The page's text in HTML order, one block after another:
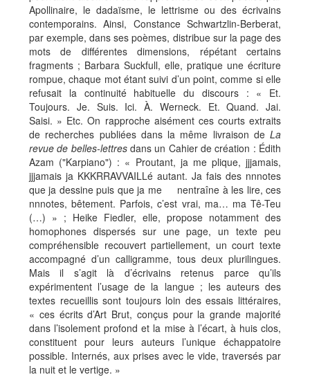
Apollinaire, le dadaïsme, le lettrisme ou des écrivains
contemporains. Ainsi, Constance Schwartzlin-Berberat,
par exemple, dans ses poèmes, distribue sur la page des
mots de différentes dimensions, répétant certains
fragments ; Barbara Suckfull, elle, pratique une écriture
rompue, chaque mot étant suivi d’un point, comme si elle
refusait la continuité habituelle du discours : « Et.
Toujours. Je. Suis. Ici. À. Werneck. Et. Quand. Jai.
Saisi. » Etc. On rapproche aisément ces courts extraits
de recherches publiées dans la même livraison de La
revue de belles-lettresdans un Cahier de création : Édith
Azam ("Karpiano") : « Proutant, ja me plique, jjjamais,
jjjamais ja KKKRRAVVAILLé autant. Ja fais des nnnotes
que ja dessine puis que ja me nentraîne à les lire, ces
nnnotes, bêtement. Parfois, c’est vrai, ma… ma Tê-Teu
(…) » ; Heike Fiedler, elle, propose notamment des
homophones dispersés sur une page, un texte peu
compréhensible recouvert partiellement, un court texte
accompagné d’un calligramme, tous deux plurilingues.
Mais il s’agit là d’écrivains retenus parce qu’ils
expérimentent l’usage de la langue ; les auteurs des
textes recueillis sont toujours loin des essais littéraires,
« ces écrits d’Art Brut, conçus pour la grande majorité
dans l’isolement profond et la mise à l’écart, à huis clos,
constituent pour leurs auteurs l’unique échappatoire
possible. Internés, aux prises avec le vide, traversés par
la nuit et le vertige. »